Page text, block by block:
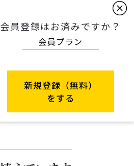
会員登録はお済みですか？
会員プラン
新規登録（無料）
をする